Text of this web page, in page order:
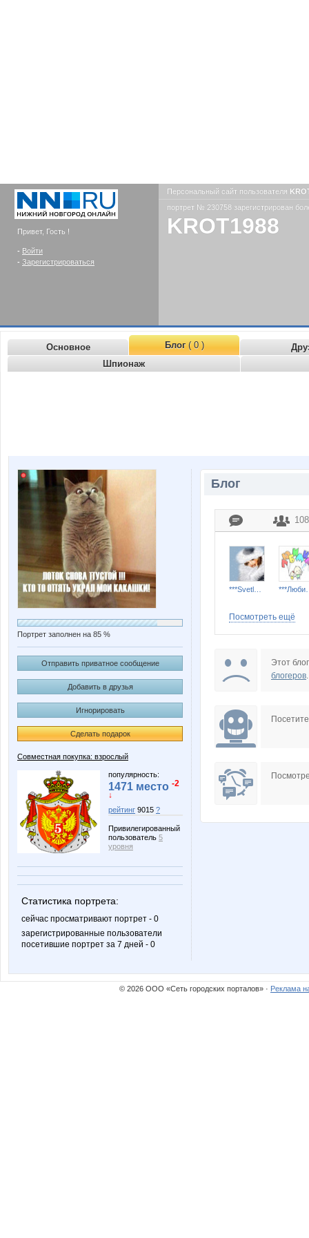
Привет, Гость !
- Войти
- Зарегистрироваться
Персональный сайт пользователя
портрет № 230758 зарегистрирован
KROT1988
Основное Блог( 0 )
Шпионаж
Портрет заполнен на 85 %
Отправить приватное сообщение
Добавить в друзья
Игнорировать
Сделать подарок
Совместная покупка: взрослый
популярность:
1471 место -2
↓
рейтинг 9015 ?
Привилегированный
пользователь 5
уровня
Статистика портрета:
сейчас просматривают портрет - 0
зарегистрированные пользователи
посетившие портрет за 7 дней - 0
Блог
108
BlonMi
Kathrin
Посмотреть ещё
Этот
блогеров.
© 2026 ООО «Сеть городских порталов» · Реклама